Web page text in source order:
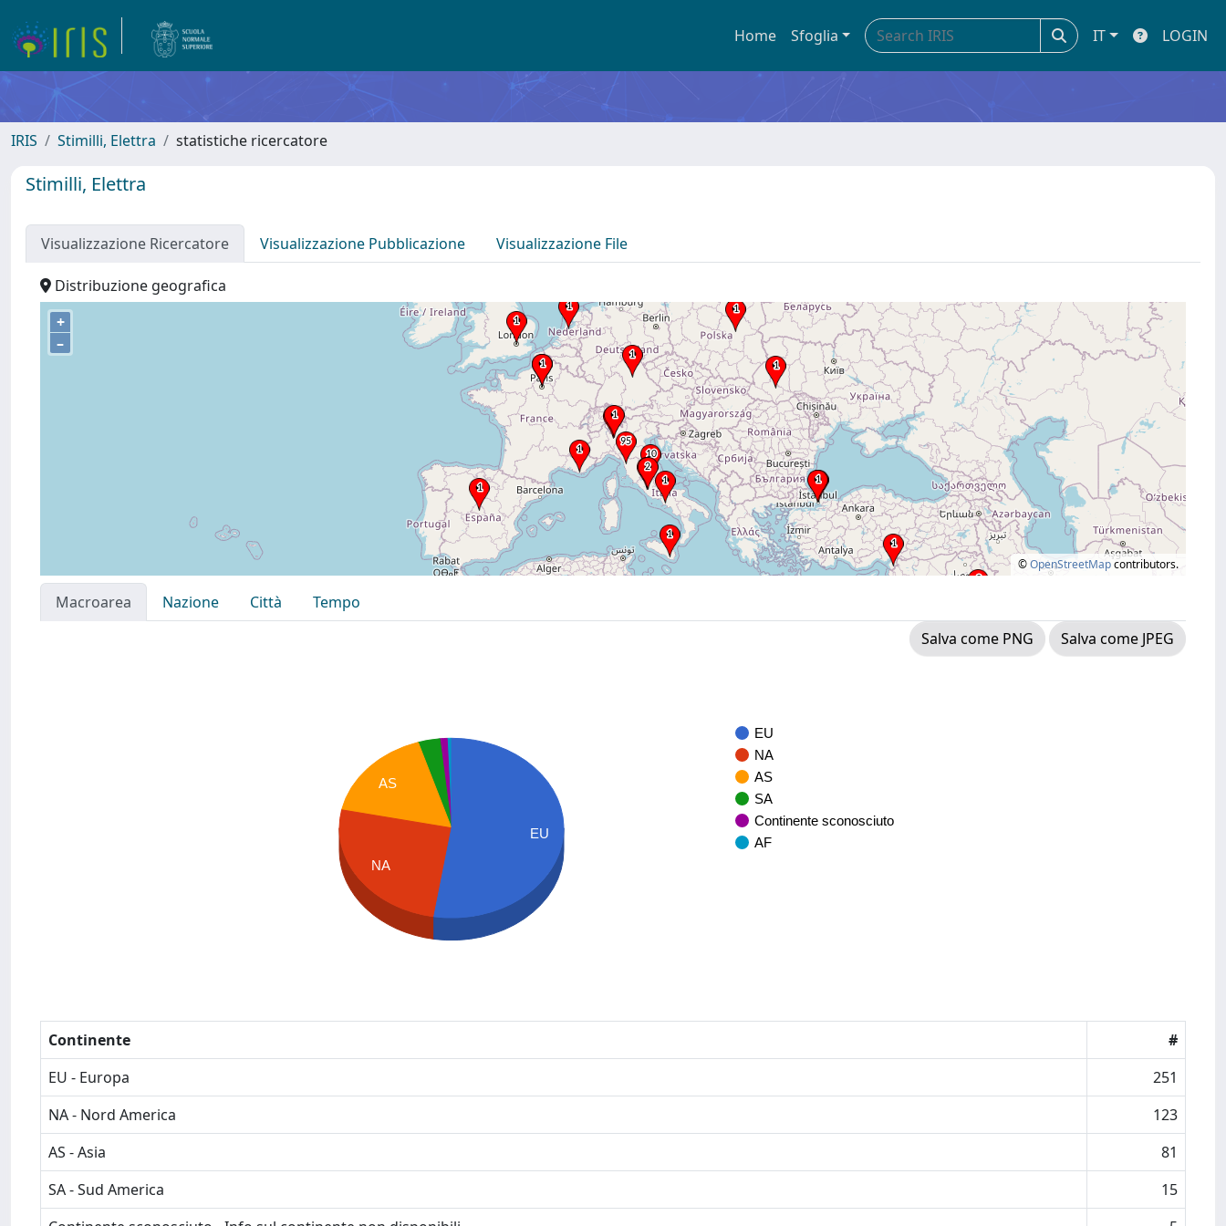
Home Sfoglia IT LOGIN
IRIS Stimilli, Elettra statistiche ricercatore
Stimilli, Elettra
Visualizzazione Ricercatore Visualizzazione Pubblicazione Visualizzazione File
Distribuzione geografica
+
–
©OpenStreetMapcontributors.
Macroarea Nazione Città
Tempo
Salva come PNG
Salva come JPEG
EU
NA
AS
SA
Continente sconosciuto
AF
AS
NA
EU
Continente
#
EU - Europa
251
NA - Nord America
123
AS - Asia
81
SA - Sud America
15